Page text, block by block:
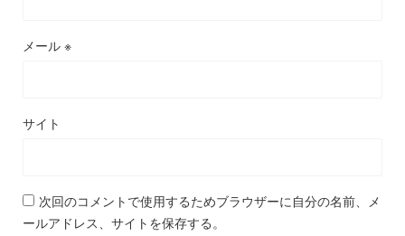
メール ※
サイト
次回のコメントで使用するためブラウザーに自分の名前、メ
ールアドレス、サイトを保存する。